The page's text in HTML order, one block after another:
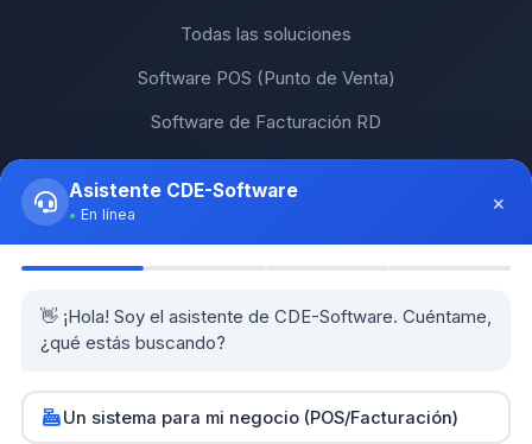
Todas las soluciones
Software POS (Punto de Venta)
Software de Facturación RD
Software ERP RD
Herramientas y calculadoras
Partners
Asistente CDE-Software
En línea ×
👋 ¡Hola! Soy el asistente de CDE-Software. Cuéntame,
¿qué estás buscando?
Un sistema para mi negocio (POS/Facturación)